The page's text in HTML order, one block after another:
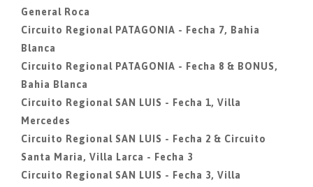
General Roca
Circuito Regional PATAGONIA - Fecha 7, Bahia
Blanca
Circuito Regional PATAGONIA - Fecha 8 & BONUS,
Bahia Blanca
Circuito Regional SAN LUIS - Fecha 1, Villa
Mercedes
Circuito Regional SAN LUIS - Fecha 2 & Circuito
Santa Maria, Villa Larca - Fecha 3
Circuito Regional SAN LUIS - Fecha 3, Villa